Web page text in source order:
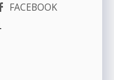
FACEBOOK